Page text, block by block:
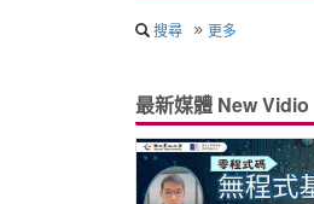
搜尋 更多
最新媒體 New Vidio